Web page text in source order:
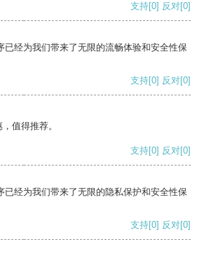
支持[0] 反对[0]
已经为我们带来了无限的流畅体验和安全性保
支持[0] 反对[0]
值得推荐。
支持[0] 反对[0]
已经为我们带来了无限的隐私保护和安全性保
支持[0] 反对[0]